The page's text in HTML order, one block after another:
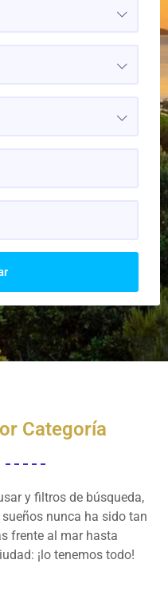
Categoría
y filtros de búsqueda,
nunca ha sido tan
frente al mar hasta
¡lo tenemos todo!